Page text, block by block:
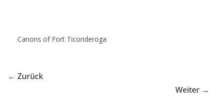
Canons of Fort Ticonderoga
← Zurück
Weiter →